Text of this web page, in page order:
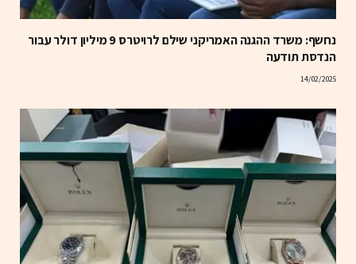
נחשף: משרד ההגנה האמריקני שילם לרויטרס 9 מיליון דולר עבור
הנדסת תודעה
14/02/2025